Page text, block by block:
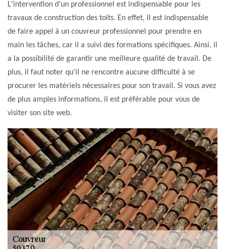
L'intervention d'un professionnel est indispensable pour les
travaux de construction des toits. En effet, il est indispensable
de faire appel à un couvreur professionnel pour prendre en
main les tâches, car il a suivi des formations spécifiques. Ainsi, il
a la possibilité de garantir une meilleure qualité de travail. De
plus, il faut noter qu'il ne rencontre aucune difficulté à se
procurer les matériels nécessaires pour son travail. Si vous avez
de plus amples informations, il est préférable pour vous de
visiter son site web.